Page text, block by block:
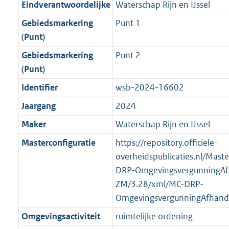
f
o
m
a
a
t
b
n
f
r
m
a
a
b
i
n
o
r
m
a
t
b
e
i
f
o
r
m
a
t
7
o
o
t
:
2
K
b
r
e
:
K
b
Eindverantwoordelijke Waterschap Rijn en IJssel
Gebiedsmarkering
(Punt)
Punt 1
Gebiedsmarkering
(Punt)
Punt 2
Identifier
wsb-2024-16602
Jaargang
2024
Maker
Waterschap Rijn en IJssel
Masterconfiguratie
https://repository.officiele-
overheidspublicaties.nl/
DRP-
ZM/3.28/xml/MC-DRP-
Omgevingsactiviteit
ruimtelijke ordening